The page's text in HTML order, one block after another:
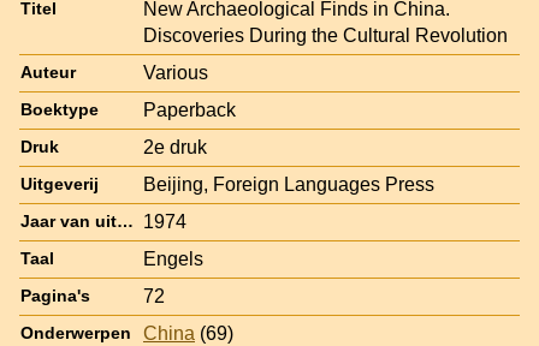
Titel
New Archaeological Finds in China.
Discoveries During the Cultural Revolution
Auteur Various
Boektype Paperback
Druk 2e druk
Uitgeverij Beijing, Foreign Languages Press
Jaar van uitgave 1974
Taal Engels
Pagina's 72
Onderwerpen China (69)